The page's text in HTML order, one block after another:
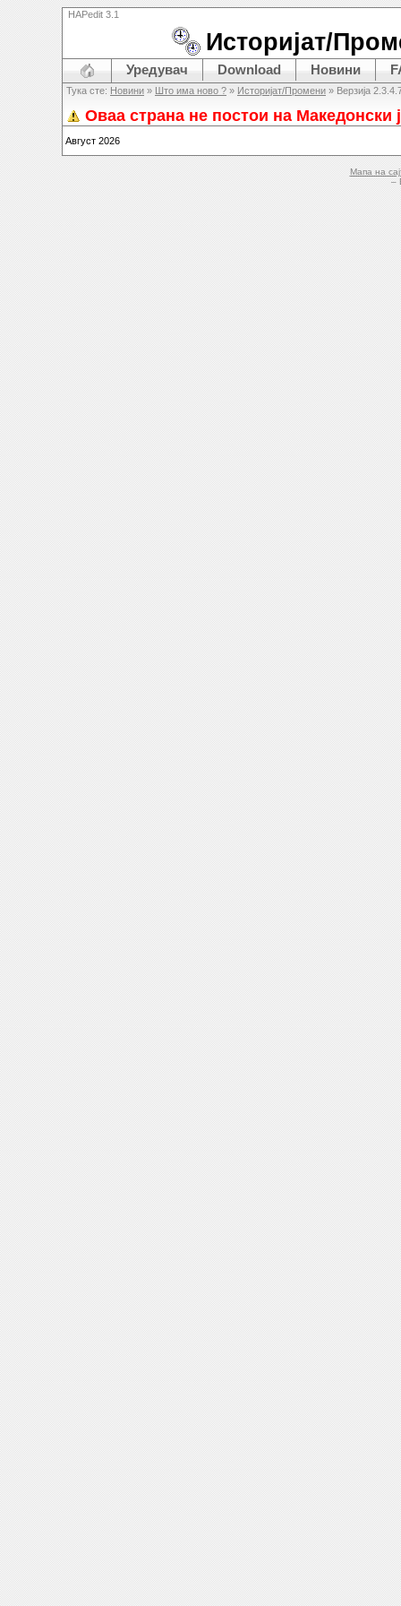
HAPedit 3.1
Историјат/
Уредувач Download Новини
Тука сте: Новини » Што има ново ? » Историјат/Промени » Верзија
Оваа страна не постои на Македонски
Август 2026
Мапа на
–